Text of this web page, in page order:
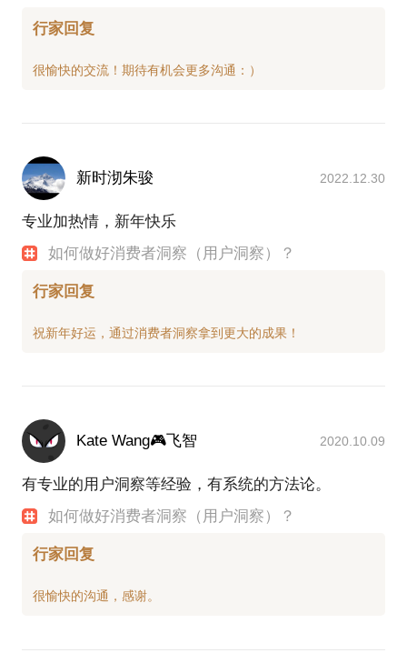
法形成逻辑闭环”这类常见错误，结果是，这些所谓
重误导。
察？常用的洞察工具有哪些，如何设计如何使用？在
交流中，我将基于自己原创的发现营销方法论，为你
揭开这方面的困惑，助你解决当下品牌增长亟需解决
的问题。
相信一定会对我们的交流带来帮助。
行家回复
新时沏朱骏 2022.12.30
专业加热情，新年快乐
如何做好消费者洞察（用户洞察）？
行家回复
Kate Wang🎮飞智 2020.10.09
有专业的用户洞察等经验，有系统的方法论。
如何做好消费者洞察（用户洞察）？
行家回复